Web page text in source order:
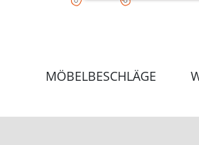
MÖBELBESCHLÄGE